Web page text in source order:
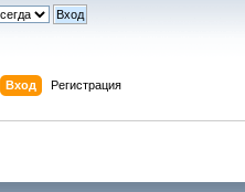
Вход Регистрация